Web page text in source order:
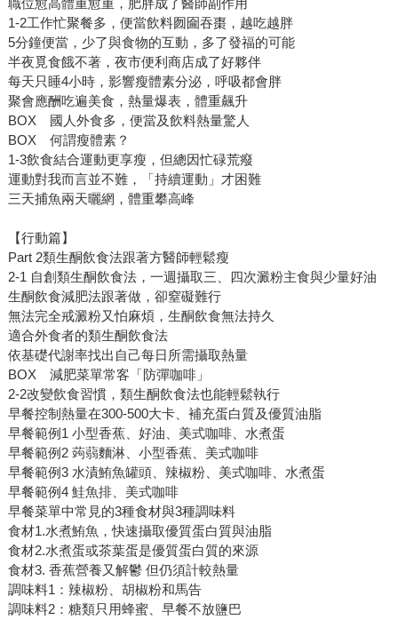
職位愈高體重愈重，肥胖成了醫師副作用
1-2工作忙聚餐多，便當飲料囫圇吞棗，越吃越胖
5分鐘便當，少了與食物的互動，多了發福的可能
半夜覓食餓不著，夜市便利商店成了好夥伴
每天只睡4小時，影響瘦體素分泌，呼吸都會胖
聚會應酬吃遍美食，熱量爆表，體重飆升
BOX 國人外食多，便當及飲料熱量驚人
BOX 何謂瘦體素？
1-3飲食結合運動更享瘦，但總因忙碌荒癈
運動對我而言並不難，「持續運動」才困難
三天捕魚兩天曬網，體重攀高峰
【行動篇】
Part 2類生酮飲食法跟著方醫師輕鬆瘦
2-1 自創類生酮飲食法，一週攝取三、四次澱粉主食與少量好油
生酮飲食減肥法跟著做，卻窒礙難行
無法完全戒澱粉又怕麻煩，生酮飲食無法持久
適合外食者的類生酮飲食法
依基礎代謝率找出自己每日所需攝取熱量
BOX 減肥菜單常客「防彈咖啡」
2-2改變飲食習慣，類生酮飲食法也能輕鬆執行
早餐控制熱量在300-500大卡、補充蛋白質及優質油脂
早餐範例1 小型香蕉、好油、美式咖啡、水煮蛋
早餐範例2 蒟蒻麵淋、小型香蕉、美式咖啡
早餐範例3 水漬鮪魚罐頭、辣椒粉、美式咖啡、水煮蛋
早餐範例4 鮭魚排、美式咖啡
早餐菜單中常見的3種食材與3種調味料
食材1.水煮鮪魚，快速攝取優質蛋白質與油脂
食材2.水煮蛋或茶葉蛋是優質蛋白質的來源
食材3. 香蕉營養又解鬱 但仍須計較熱量
調味料1：辣椒粉、胡椒粉和馬告
調味料2：糖類只用蜂蜜、早餐不放鹽巴